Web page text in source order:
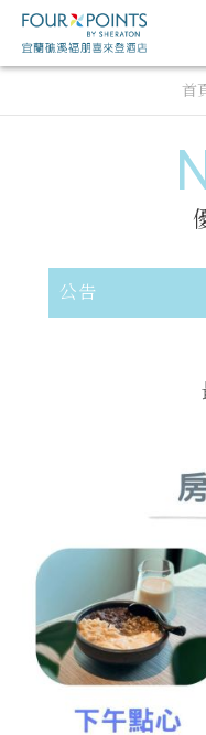
首
公告